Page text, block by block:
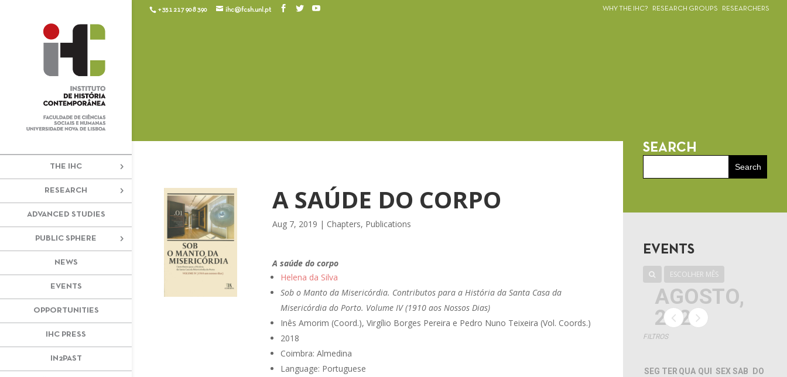
+351 217 908 390 ihc@fcsh.unl.pt WHY THE IHC? RESEARCH GROUPS RESEARCHERS
THE IHC
RESEARCH
ADVANCED STUDIES
PUBLIC SPHERE
NEWS
EVENTS
OPPORTUNITIES
IHC PRESS
IN2PAST
A SAÚDE DO CORPO
Aug 7, 2019 | Chapters, Publications
A saúde do corpo
Helena da Silva
Sob o Manto da Misericórdia. Contributos para a História da Santa Casa da
Misericórdia do Porto. Volume IV (1910 aos Nossos Dias)
Inês Amorim (Coord.), Virgílio Borges Pereira e Pedro Nuno Teixeira (Vol. Coords.)
2018
Coimbra: Almedina
Language: Portuguese
SEARCH
EVENTS
ESCOLHER MÊS
AGOSTO,
2026
FILTROS
SEG TER QUA QUI SEX SAB DO